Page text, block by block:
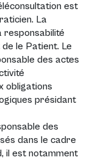
est
La
responsabilité
le Patient. Le
des actes
obligations
présidant
des
dans le cadre
il est notamment